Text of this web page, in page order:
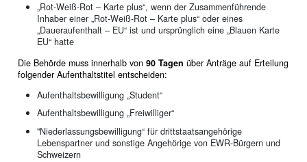
„Rot-Weiß-Rot – Karte plus“, wenn der Zusammenführende
Inhaber einer „Rot-Weiß-Rot – Karte plus“ oder eines
„Daueraufenthalt – EU“ ist und ursprünglich eine „Blauen Karte
EU“ hatte
Die Behörde muss innerhalb von 90 Tagen über Anträge auf Erteilung
folgender Aufenthaltstitel entscheiden:
Aufenthaltsbewilligung „Student“
Aufenthaltsbewilligung „Freiwilliger“
"Niederlassungsbewilligung“ für drittstaatsangehörige
Lebenspartner und sonstige Angehörige von EWR-Bürgern und
Schweizern